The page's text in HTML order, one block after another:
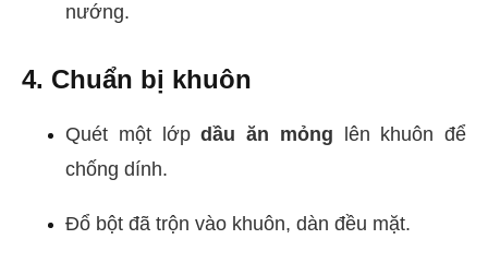
nướng.
4. Chuẩn bị khuôn
Quét một lớpdầu ăn mỏng lên khuôn để
chống dính.
Đổ bột đã trộn vào khuôn, dàn đều mặt.